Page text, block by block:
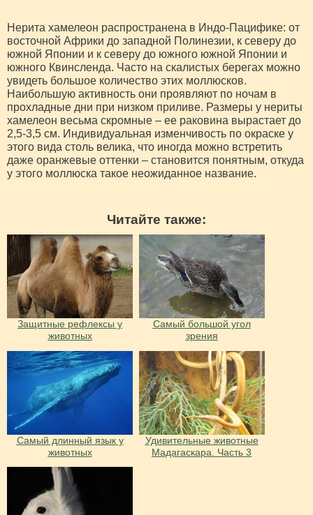
Нерита хамелеон распространена в Индо-Пацифике: от
восточной Африки до западной Полинезии, к северу до
южной Японии и к северу до южного южной Японии и
южного Квинсленда. Часто на скалистых берегах можно
увидеть большое количество этих моллюсков.
Наибольшую активность они проявляют по ночам в
прохладные дни при низком приливе. Размеры у нериты
хамелеон весьма скромные – ее раковина вырастает до
2,5-3,5 см. Индивидуальная изменчивость по окраске у
этого вида столь велика, что иногда можно встретить
даже оранжевые оттенки – становится понятным, откуда
у этого моллюска такое неожиданное название.
Читайте также:
Защитные рефлексы у
животных
Cамый большой угол
зрения
Самый длинный язык у
животных
Удивительные животные
Мадагаскара. Часть 3